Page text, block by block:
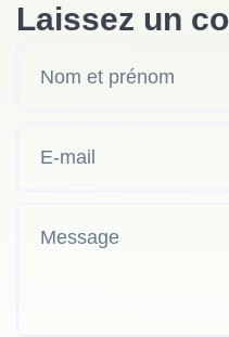
Laissez un